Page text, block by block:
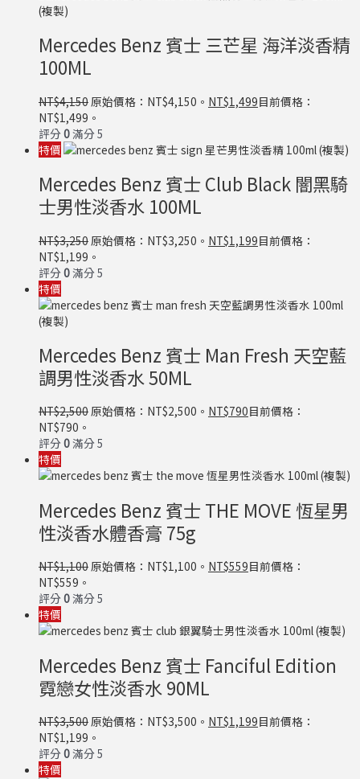
Mercedes Benz 賓士 三芒星 海洋淡香精
100ML
NT$4,150 原始價格：NT$4,150。 NT$1,499目前價格：
NT$1,499。
評分 0滿分 5
特價
Mercedes Benz 賓士 Club Black 闇黑騎
士男性淡香水 100ML
NT$3,250 原始價格：NT$3,250。 NT$1,199目前價格：
NT$1,199。
評分 0滿分 5
特價
Mercedes Benz 賓士 Man Fresh 天空藍
調男性淡香水 50ML
NT$2,500原始價格：NT$2,500。 NT$790目前價格：
NT$790。
評分 0滿分 5
特價
Mercedes Benz 賓士 THE MOVE 恆星男
性淡香水體香膏 75g
NT$1,100原始價格：NT$1,100。 NT$559目前價格：
NT$559。
評分 0滿分 5
特價
Mercedes Benz 賓士 Fanciful Edition
霓戀女性淡香水 90ML
NT$3,500原始價格：NT$3,500。 NT$1,199目前價格：
NT$1,199。
評分 0滿分 5
特價